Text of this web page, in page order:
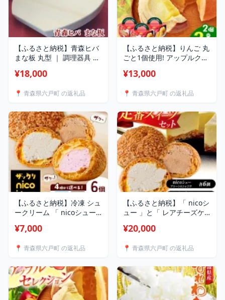
【ふるさと納税】青森ヒバ
まな板 丸型 ｜ 調理器具 キ
チングッズ まな板 キッチ
マナイタ 木製 抗菌 防虫 消
り寄せ 手作り 道の駅ろく
のへ メイプルふれあいセン
ター 青森県 六戸町
¥18,000
📍 青森県六戸町 の返礼品
【ふるさと納税】りんご 丸
ごと1個使用! アップルクー
き菓子 洋菓子 スイーツ お
ご アップル 林檎 まるごと
＆nico cakes パティスリー
ニコケークス 常温 お取り
寄せ 専用箱 青森県 六戸町
¥13,000
📍 青森県六戸町 の返礼品
【ふるさと納税】冷凍 シュ
ークリーム 「 nicoシュー
子 焼き菓子 洋菓子 スイー
ト プレーン ショコラ いち
子 有限会社小向製菓＆nico
cakes パティスリー ニコケ
ークス 青森県 六戸町
¥7,000
📍 青森県六戸町 の返礼品
【ふるさと納税】「 nicoシ
ュー 」と「 レアチーズケ
お菓子 焼き菓子 洋菓子 ス
キ シュークリーム おやつ
会社小向製菓＆nico cakes
パティスリー ニコケークス
お取り寄せ 青森県 六戸町
¥20,000
📍 青森県六戸町 の返礼品